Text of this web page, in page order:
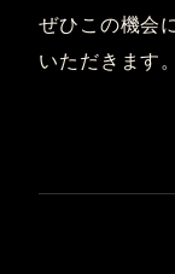
ぜひこの機会
いただきます。